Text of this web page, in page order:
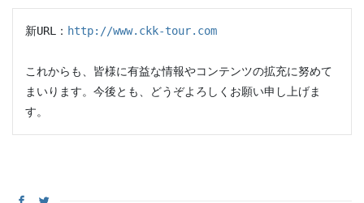
新URL： http://www.ckk-tour.com
これからも、皆様に有益な情報やコンテンツの拡充に努めて
まいります。今後とも、どうぞよろしくお願い申し上げま